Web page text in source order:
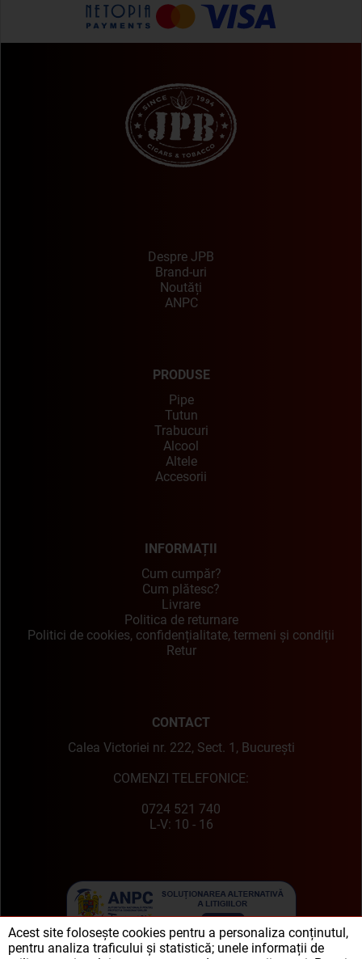
Despre JPB
Brand-uri
Noutăți
ANPC
PRODUSE
Pipe
Tutun
Trabucuri
Alcool
Altele
Accesorii
INFORMAȚII
Cum cumpăr?
Cum plătesc?
Livrare
Politica de returnare
Politici de cookies, confidențialitate, termeni și condiții
Retur
CONTACT
Calea Victoriei nr. 222, Sect. 1, București
COMENZI TELEFONICE:
0724 521 740
L-V: 10 - 16
Acest site folosește cookies pentru a personaliza conținutul,
pentru analiza traficului și statistică; unele informații de